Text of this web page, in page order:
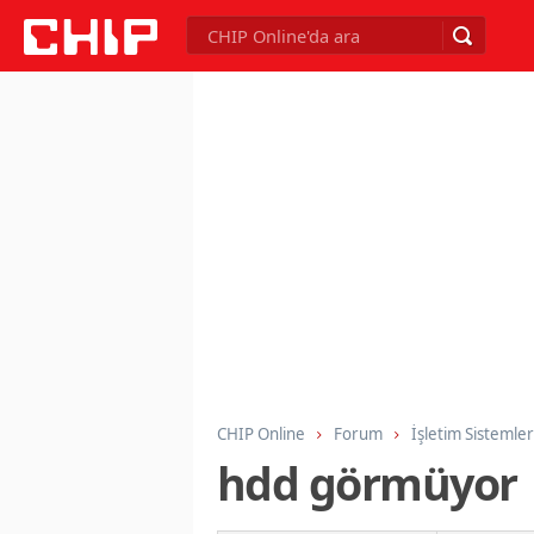
CHIP Online Forum İşletim
hdd görmüyor